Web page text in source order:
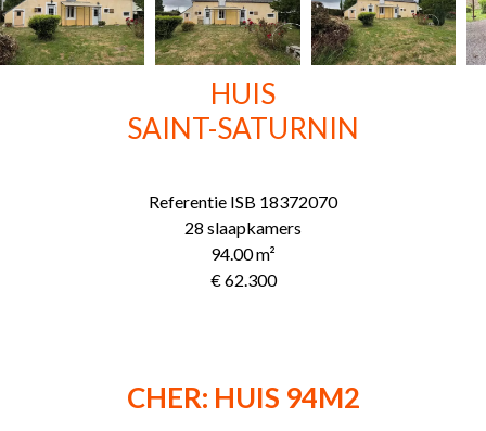
HUIS
SAINT-SATURNIN
Referentie ISB 18372070
28 slaapkamers
94.00m²
€ 62.300
CHER: HUIS 94M2